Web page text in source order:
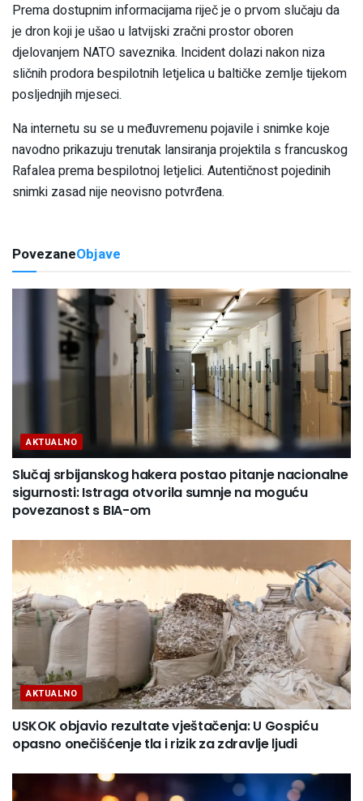
Prema dostupnim informacijama riječ je o prvom slučaju da
je dron koji je ušao u latvijski zračni prostor oboren
djelovanjem NATO saveznika. Incident dolazi nakon niza
sličnih prodora bespilotnih letjelica u baltičke zemlje tijekom
posljednjih mjeseci.
Na internetu su se u međuvremenu pojavile i snimke koje
navodno prikazuju trenutak lansiranja projektila s francuskog
Rafalea prema bespilotnoj letjelici. Autentičnost pojedinih
snimki zasad nije neovisno potvrđena.
PovezaneObjave
AKTUALNO
Slučaj srbijanskog hakera postao pitanje nacionalne
sigurnosti: Istraga otvorila sumnje na moguću
povezanost s BIA-om
AKTUALNO
USKOK objavio rezultate vještačenja: U Gospiću
opasno onečišćenje tla i rizik za zdravlje ljudi